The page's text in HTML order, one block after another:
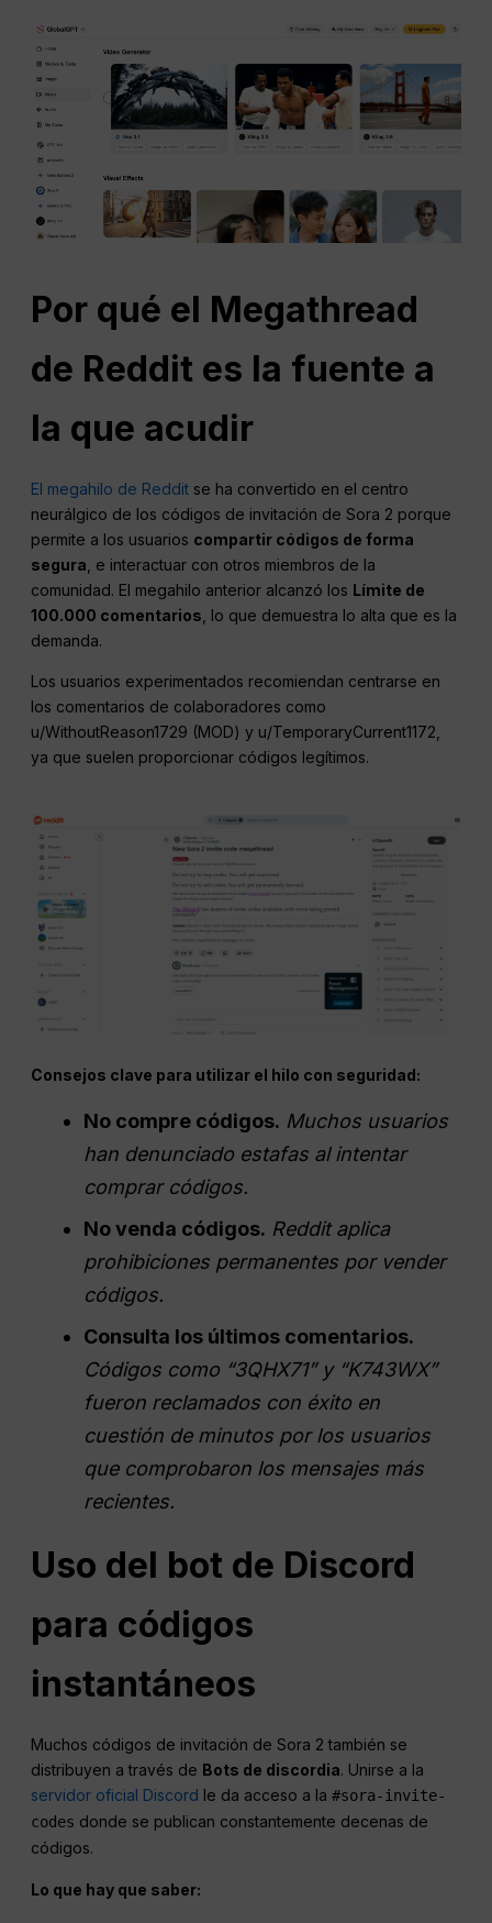
Por qué el Megathread
de Reddit es la fuente a
la que acudir
El megahilo de Reddit se ha convertido en el centro
neurálgico de los códigos de invitación de Sora 2 porque
permite a los usuarios compartir códigos de forma
segura , e interactuar con otros miembros de la
comunidad. El megahilo anterior alcanzó los Límite de
100.000 comentarios , lo que demuestra lo alta que es la
demanda.
Los usuarios experimentados recomiendan centrarse en
los comentarios de colaboradores como
u/WithoutReason1729 (MOD) y u/TemporaryCurrent1172,
ya que suelen proporcionar códigos legítimos.
Consejos clave para utilizar el hilo con seguridad:
No compre códigos. Muchos usuarios
han denunciado estafas al intentar
comprar códigos.
No venda códigos. Reddit aplica
prohibiciones permanentes por vender
códigos.
Consulta los últimos comentarios.
Códigos como “3QHX71” y “K743WX”
fueron reclamados con éxito en
cuestión de minutos por los usuarios
que comprobaron los mensajes más
recientes.
Uso del bot de Discord
para códigos
instantáneos
Muchos códigos de invitación de Sora 2 también se
distribuyen a través de Bots de discordia. Unirse a la
servidor oficial Discord le da acceso a la#sora-invite-
codes donde se publican constantemente decenas de
códigos.
Lo que hay que saber: